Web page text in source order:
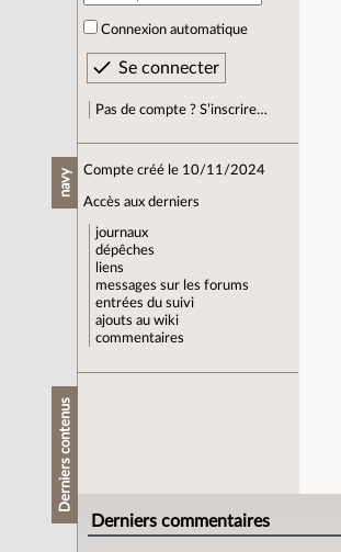
Connexion automatique
Pas de compte ? S’inscrire…
navy Compte créé le 10/11/2024
Accès aux derniers
journaux
dépêches
liens
messages sur les forums
entrées du suivi
ajouts au wiki
commentaires
Derniers contenus
Derniers commentaires